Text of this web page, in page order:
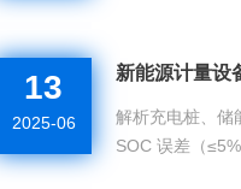
13
2025-06
新能源计量设
解析充电桩、储
SOC 误差（